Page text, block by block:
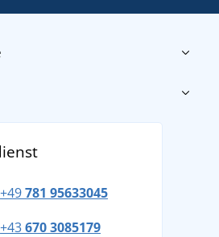
Organisationen
+49781 95633045
+43670 3085179